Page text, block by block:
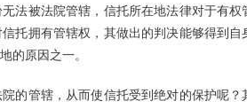
法被法院管辖，信托所在地法律对于有权
托拥有管辖权，其做出的判决能够得到
的原因之一。
的管辖，从而使信托受到绝对的保护呢